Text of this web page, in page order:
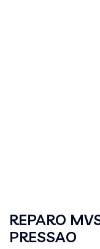
REPARO
PRESSAO